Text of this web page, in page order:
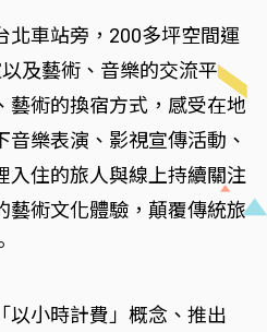
北車站旁，200多坪空間運
及藝術、音樂的交流平
藝術的換宿方式，感受在地
樂表演、影視宣傳活動、
入住的旅人與線上持續關注
藝術文化體驗，顛覆傳統旅
以小時計費」概念、推出